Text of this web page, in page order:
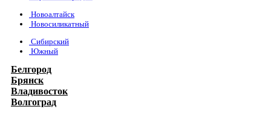
Новоалтайск
Новосиликатный
Сибирский
Южный
Белгород
Брянск
Владивосток
Волгоград